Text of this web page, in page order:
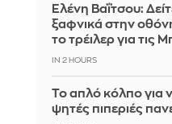
Ελένη Βαΐτσου:
ξαφνικά στην
το τρέιλερ για τις
IN 2 HOURS
Το απλό κόλπο για
ψητές πιπεριές